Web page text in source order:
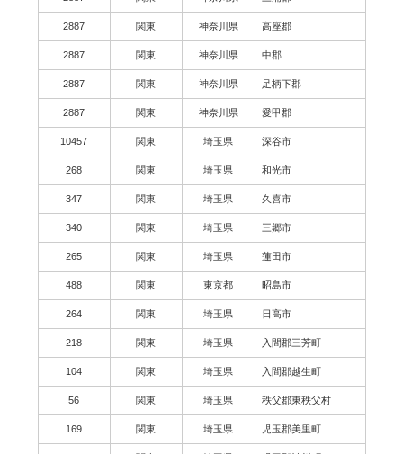
2887 関東 神奈川県 高座郡
2887 関東 神奈川県 中郡
2887 関東 神奈川県 足柄下郡
2887 関東 神奈川県 愛甲郡
10457 関東 埼玉県 深谷市
268 関東 埼玉県 和光市
347 関東 埼玉県 久喜市
340 関東 埼玉県 三郷市
265 関東 埼玉県 蓮田市
488 関東 東京都 昭島市
264 関東 埼玉県 日高市
218 関東 埼玉県 入間郡三芳町
104 関東 埼玉県 入間郡越生町
56 関東 埼玉県 秩父郡東秩父村
169 関東 埼玉県 児玉郡美里町